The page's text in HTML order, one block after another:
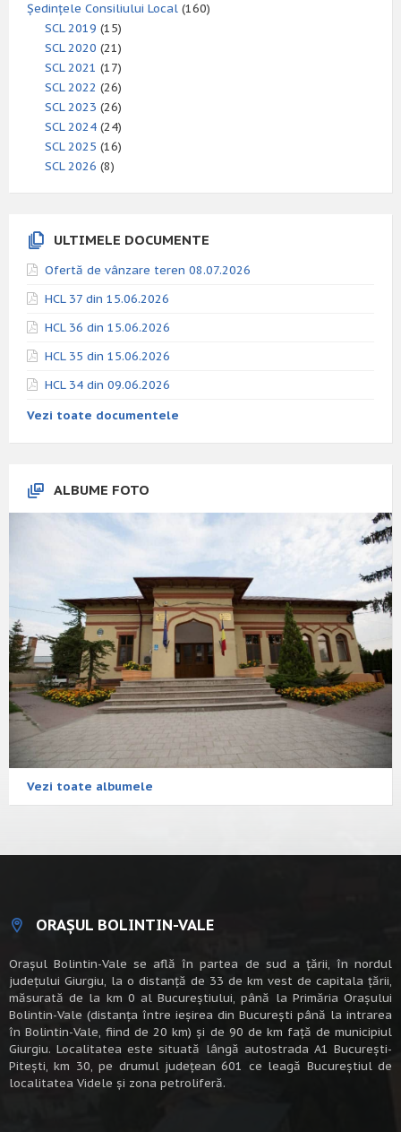
Ședințele Consiliului Local (160)
SCL 2019 (15)
SCL 2020 (21)
SCL 2021 (17)
SCL 2022 (26)
SCL 2023 (26)
SCL 2024 (24)
SCL 2025 (16)
SCL 2026 (8)
ULTIMELE DOCUMENTE
Ofertă de vânzare teren 08.07.2026
HCL 37 din 15.06.2026
HCL 36 din 15.06.2026
HCL 35 din 15.06.2026
HCL 34 din 09.06.2026
Vezi toate documentele
ALBUME FOTO
Vezi toate albumele
ORAȘUL BOLINTIN-VALE
Oraşul Bolintin-Vale se află în partea de sud a ţării, în nordul
judeţului Giurgiu, la o distanţă de 33 de km vest de capitala țării,
măsurată de la km 0 al Bucureștiului, până la Primăria Orașului
Bolintin-Vale (distanța între ieșirea din București până la intrarea
în Bolintin-Vale, fiind de 20 km) şi de 90 de km faţă de municipiul
Giurgiu. Localitatea este situată lângă autostrada A1 Bucureşti-
Piteşti, km 30, pe drumul judeţean 601 ce leagă Bucureştiul de
localitatea Videle şi zona petroliferă.